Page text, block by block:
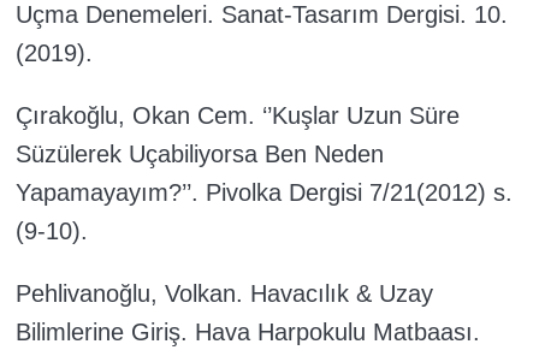
Uçma Denemeleri. Sanat-Tasarım Dergisi. 10.
(2019).
Çırakoğlu, Okan Cem. ‘’Kuşlar Uzun Süre
Süzülerek Uçabiliyorsa Ben Neden
Yapamayayım?’’. Pivolka Dergisi 7/21(2012) s.
(9-10).
Pehlivanoğlu, Volkan. Havacılık & Uzay
Bilimlerine Giriş. Hava Harpokulu Matbaası.